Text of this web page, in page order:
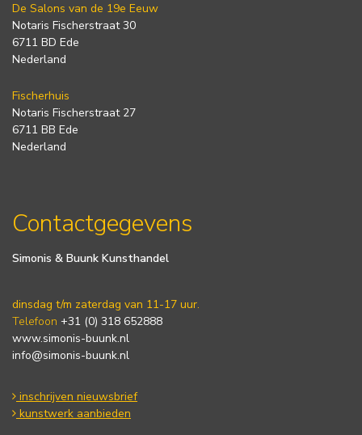
De Salons van de 19e Eeuw
Notaris Fischerstraat 30
6711 BD Ede
Nederland
Fischerhuis
Notaris Fischerstraat 27
6711 BB Ede
Nederland
Contactgegevens
Simonis & Buunk Kunsthandel
dinsdag t/m zaterdag van 11-17 uur.
Telefoon +31 (0) 318 652888
www.simonis-buunk.nl
info@simonis-buunk.nl
inschrijven nieuwsbrief
kunstwerk aanbieden